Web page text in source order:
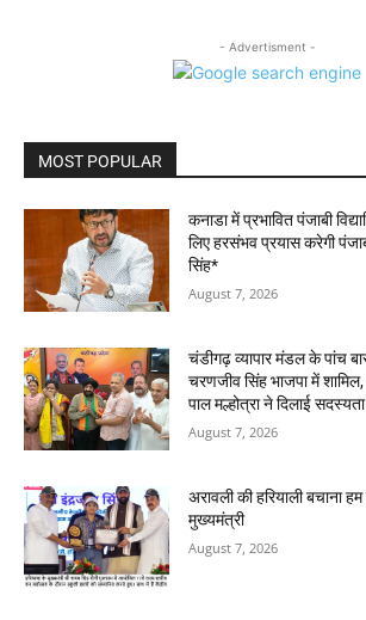
- Advertisment -
MOST POPULAR
कनाडा में प्रभावित पंजाबी
लिए हरसंभव प्रयास करेगी
सिंह*
August 7, 2026
चंडीगढ़ व्यापार मंडल के पांच
चरणजीव सिंह भाजपा में
पाल मल्होत्रा ने दिलाई सदस्यता
August 7, 2026
अरावली की हरियाली बचाना
मुख्यमंत्री
August 7, 2026